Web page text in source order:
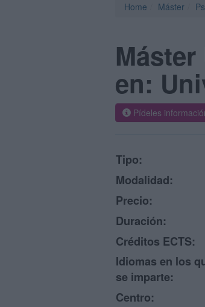
Home Máster
en:
Pídeles
Tipo:
Modalidad:
Precio:
Duración:
Créditos ECTS:
Idiomas en los
se imparte:
Centro: